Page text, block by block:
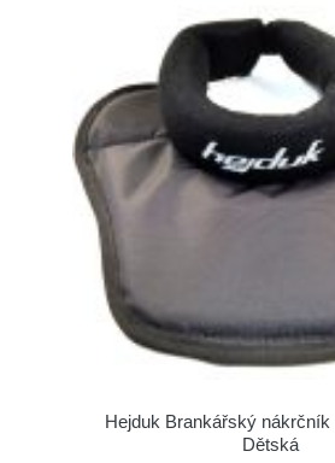
Hejduk Brankářský nákrčník
Dětská